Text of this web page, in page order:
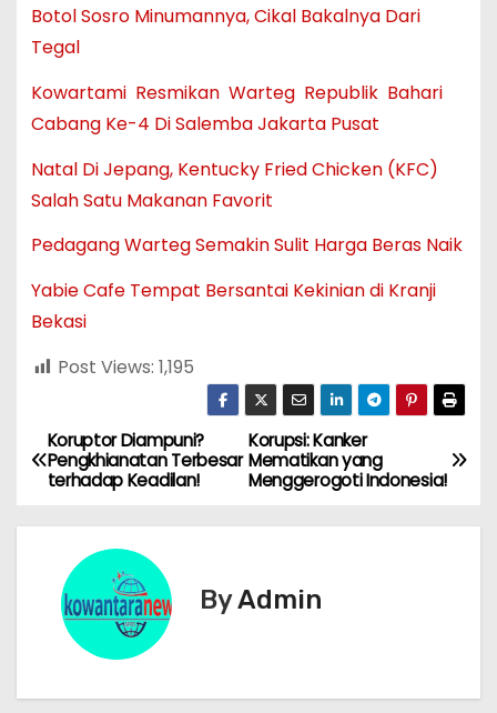
Botol Sosro Minumannya, Cikal Bakalnya Dari
Tegal
Kowartami Resmikan Warteg Republik Bahari
Cabang Ke-4 Di Salemba Jakarta Pusat
Natal Di Jepang, Kentucky Fried Chicken (KFC)
Salah Satu Makanan Favorit
Pedagang Warteg Semakin Sulit Harga Beras Naik
Yabie Cafe Tempat Bersantai Kekinian di Kranji
Bekasi
Post Views: 1,195
N
Korupsi: Kanker
Mematikan yang
Menggerogoti Indonesia!
Koruptor Diampuni?
Pengkhianatan Terbesar
terhadap Keadilan!
ByAdmin